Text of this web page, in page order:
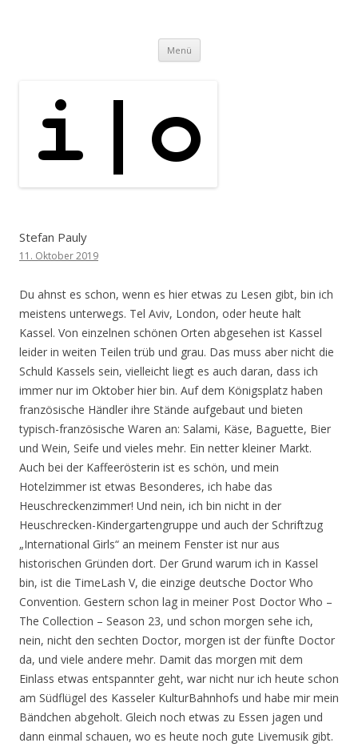
Menü Zum
springen
Stefan Pauly
11. Oktober 2019
Du ahnst es schon, wenn es hier etwas zu Lesen gibt, bin ich
meistens unterwegs. Tel Aviv, London, oder heute halt
Kassel. Von einzelnen schönen Orten abgesehen ist Kassel
leider in weiten Teilen trüb und grau. Das muss aber nicht die
Schuld Kassels sein, vielleicht liegt es auch daran, dass ich
immer nur im Oktober hier bin. Auf dem Königsplatz haben
französische Händler ihre Stände aufgebaut und bieten
typisch-französische Waren an: Salami, Käse, Baguette, Bier
und Wein, Seife und vieles mehr. Ein netter kleiner Markt.
Auch bei der Kaffeerösterin ist es schön, und mein
Hotelzimmer ist etwas Besonderes, ich habe das
Heuschreckenzimmer! Und nein, ich bin nicht in der
Heuschrecken-Kindergartengruppe und auch der Schriftzug
„International Girls“ an meinem Fenster ist nur aus
historischen Gründen dort. Der Grund warum ich in Kassel
bin, ist die TimeLash V, die einzige deutsche Doctor Who
Convention. Gestern schon lag in meiner Post Doctor Who –
The Collection – Season 23, und schon morgen sehe ich,
nein, nicht den sechten Doctor, morgen ist der fünfte Doctor
da, und viele andere mehr. Damit das morgen mit dem
Einlass etwas entspannter geht, war nicht nur ich heute schon
am Südflügel des Kasseler KulturBahnhofs und habe mir mein
Bändchen abgeholt. Gleich noch etwas zu Essen jagen und
dann einmal schauen, wo es heute noch gute Livemusik gibt.